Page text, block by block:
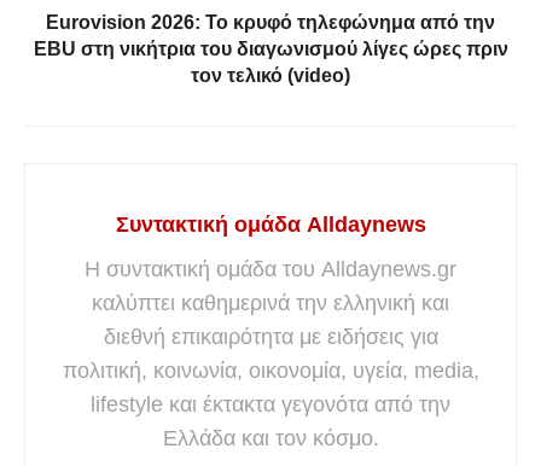
Eurovision 2026: Το κρυφό τηλεφώνημα από την
EBU στη νικήτρια του διαγωνισμού λίγες ώρες πριν
τον τελικό (video)
Συντακτική ομάδα Alldaynews
Η συντακτική ομάδα του Alldaynews.gr
καλύπτει καθημερινά την ελληνική και
διεθνή επικαιρότητα με ειδήσεις για
πολιτική, κοινωνία, οικονομία, υγεία, media,
lifestyle και έκτακτα γεγονότα από την
Ελλάδα και τον κόσμο.